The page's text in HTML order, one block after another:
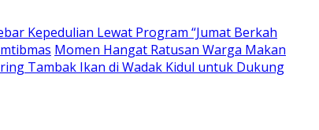
Kepedulian Lewat Program “Jumat Berkah
Momen Hangat Ratusan Warga Makan
Tambak Ikan di Wadak Kidul untuk Dukung